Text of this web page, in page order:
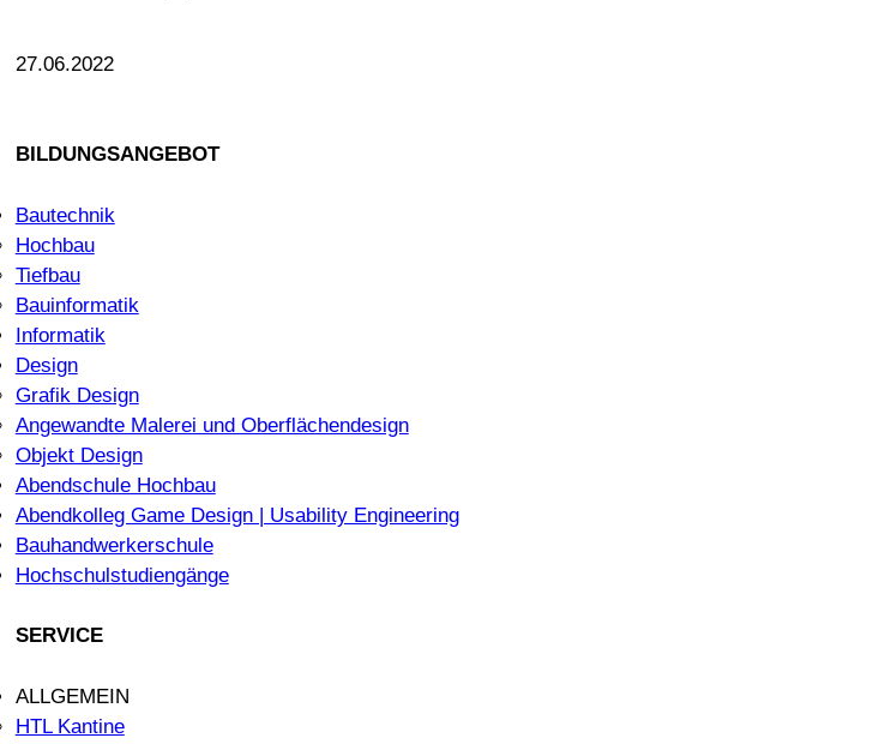
27.06.2022
BILDUNGSANGEBOT
Bautechnik
Hochbau
Tiefbau
Bauinformatik
Informatik
Design
Grafik Design
Angewandte Malerei und Oberflächendesign
Objekt Design
Abendschule Hochbau
Abendkolleg Game Design | Usability Engineering
Bauhandwerkerschule
Hochschulstudiengänge
SERVICE
ALLGEMEIN
HTL Kantine